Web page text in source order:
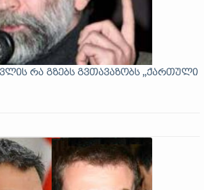
რა გზებს გვთავაზობს ,,ქართული